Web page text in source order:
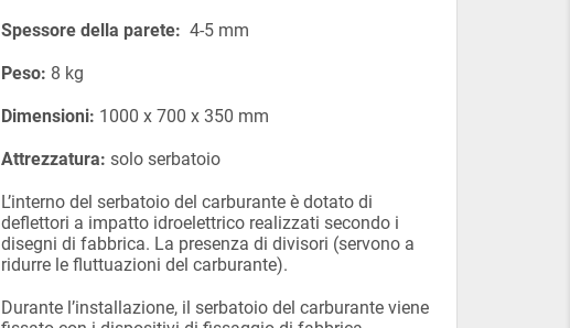
Spessore della parete: 4-5 mm
Peso: 8 kg
Dimensioni: 1000 х 700 х 350 mm
Attrezzatura: solo serbatoio
L’interno del serbatoio del carburante è dotato di
deflettori a impatto idroelettrico realizzati secondo i
disegni di fabbrica. La presenza di divisori (servono a
ridurre le fluttuazioni del carburante).
Durante l’installazione, il serbatoio del carburante viene